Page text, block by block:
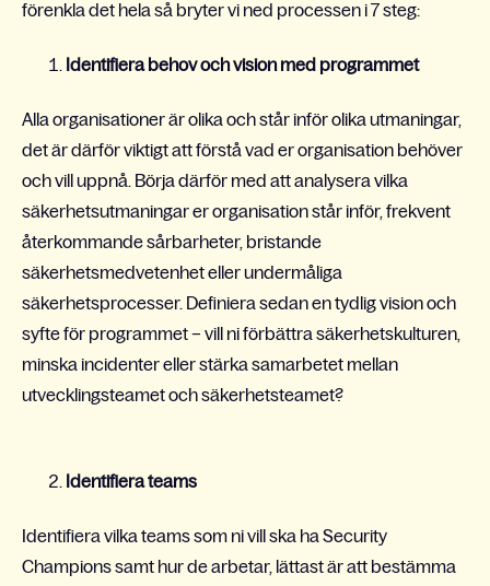
förenkla det hela så bryter vi ned processen i 7 steg:
Identifiera behov och vision med programmet
Alla organisationer är olika och står inför olika utmaningar,
det är därför viktigt att förstå vad er organisation behöver
och vill uppnå. Börja därför med att analysera vilka
säkerhetsutmaningar er organisation står inför, frekvent
återkommande sårbarheter, bristande
säkerhetsmedvetenhet eller undermåliga
säkerhetsprocesser. Definiera sedan en tydlig vision och
syfte för programmet – vill ni förbättra säkerhetskulturen,
minska incidenter eller stärka samarbetet mellan
utvecklingsteamet och säkerhetsteamet?
Identifiera teams
Identifiera vilka teams som ni vill ska ha Security
Champions samt hur de arbetar, lättast är att bestämma